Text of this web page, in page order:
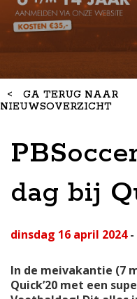
< GA TERUG NAAR
NIEUWSOVERZICHT
dag bij
dinsdag 16 april 2024-
In de meivakantie (7
Quick’20 met een